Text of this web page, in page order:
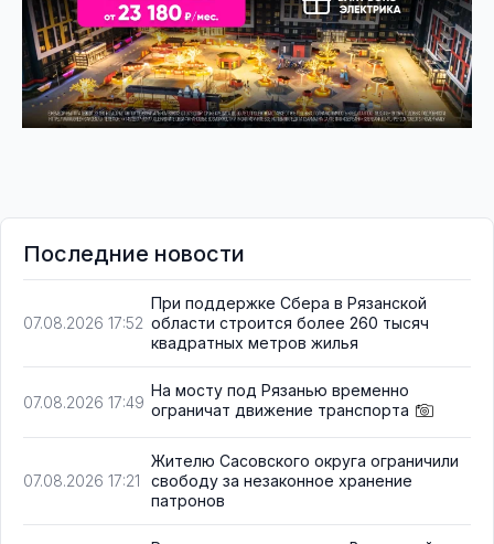
Последние новости
07.08.2026 17:52
При поддержке Сбера в Рязанской
области строится более 260 тысяч
квадратных метров жилья
07.08.2026 17:49
На мосту под Рязанью временно
ограничат движение транспорта
07.08.2026 17:21
Жителю Сасовского округа ограничили
свободу за незаконное хранение
патронов